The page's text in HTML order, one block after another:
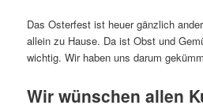
Das Osterfest ist heuer gänzlich
allein zu Hause. Da ist Obst und
wichtig. Wir haben uns darum
Wir wünschen allen